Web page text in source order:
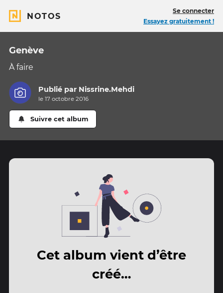
NOTOS
Se connecter
Essayez gratuitement !
Genève
À faire
Publié par Nissrine.Mehdi
le 17 octobre 2016
Suivre cet album
Cet album vient d’être
créé…